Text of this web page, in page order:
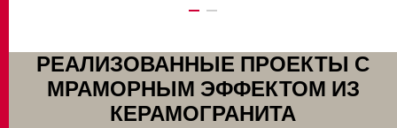
РЕАЛИЗОВАННЫЕ ПРОЕКТЫ С
МРАМОРНЫМ ЭФФЕКТОМ ИЗ
КЕРАМОГРАНИТА